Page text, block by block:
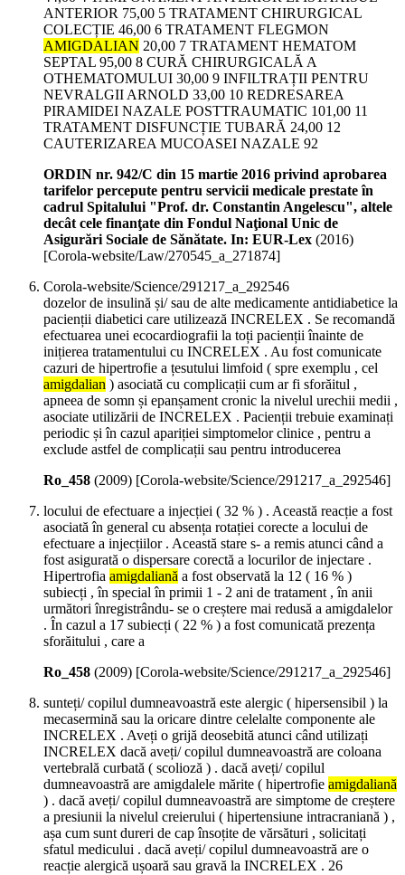
ANTERIOR 75,00 5 TRATAMENT CHIRURGICAL
COLECȚIE 46,00 6 TRATAMENT FLEGMON
AMIGDALIAN 20,00 7 TRATAMENT HEMATOM
SEPTAL 95,00 8 CURĂ CHIRURGICALĂ A
OTHEMATOMULUI 30,00 9 INFILTRAȚII PENTRU
NEVRALGII ARNOLD 33,00 10 REDRESAREA
PIRAMIDEI NAZALE POSTTRAUMATIC 101,00 11
TRATAMENT DISFUNCȚIE TUBARĂ 24,00 12
CAUTERIZAREA MUCOASEI NAZALE 92
ORDIN nr. 942/C din 15 martie 2016 privind aprobarea
tarifelor percepute pentru servicii medicale prestate în
cadrul Spitalului "Prof. dr. Constantin Angelescu", altele
decât cele finanţate din Fondul Naţional Unic de
Asigurări Sociale de Sănătate. In: EUR-Lex (2016)
[Corola-website/Law/270545_a_271874]
Corola-website/Science/291217_a_292546
dozelor de insulină și/ sau de alte medicamente antidiabetice la
pacienții diabetici care utilizează INCRELEX . Se recomandă
efectuarea unei ecocardiografii la toți pacienții înainte de
inițierea tratamentului cu INCRELEX . Au fost comunicate
cazuri de hipertrofie a țesutului limfoid ( spre exemplu , cel
amigdalian ) asociată cu complicații cum ar fi sforăitul ,
apneea de somn și epanșament cronic la nivelul urechii medii ,
asociate utilizării de INCRELEX . Pacienții trebuie examinați
periodic și în cazul apariției simptomelor clinice , pentru a
exclude astfel de complicații sau pentru introducerea
Ro_458 (2009) [Corola-website/Science/291217_a_292546]
locului de efectuare a injecției ( 32 % ) . Această reacție a fost
asociată în general cu absența rotației corecte a locului de
efectuare a injecțiilor . Această stare s- a remis atunci când a
fost asigurată o dispersare corectă a locurilor de injectare .
Hipertrofia amigdaliană a fost observată la 12 ( 16 % )
subiecți , în special în primii 1 - 2 ani de tratament , în anii
următori înregistrându- se o creștere mai redusă a amigdalelor
. În cazul a 17 subiecți ( 22 % ) a fost comunicată prezența
sforăitului , care a
Ro_458 (2009) [Corola-website/Science/291217_a_292546]
sunteți/ copilul dumneavoastră este alergic ( hipersensibil ) la
mecasermină sau la oricare dintre celelalte componente ale
INCRELEX . Aveți o grijă deosebită atunci când utilizați
INCRELEX dacă aveți/ copilul dumneavoastră are coloana
vertebrală curbată ( scolioză ) . dacă aveți/ copilul
dumneavoastră are amigdalele mărite ( hipertrofie amigdaliană
) . dacă aveți/ copilul dumneavoastră are simptome de creștere
a presiunii la nivelul creierului ( hipertensiune intracraniană ) ,
așa cum sunt dureri de cap însoțite de vărsături , solicitați
sfatul medicului . dacă aveți/ copilul dumneavoastră are o
reacție alergică ușoară sau gravă la INCRELEX . 26